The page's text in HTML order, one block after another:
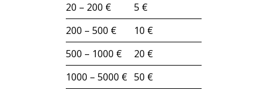
20 – 200 €
5 €
200 – 500 €
10 €
500 – 1000 €
20 €
1000 – 5000 € 50 €